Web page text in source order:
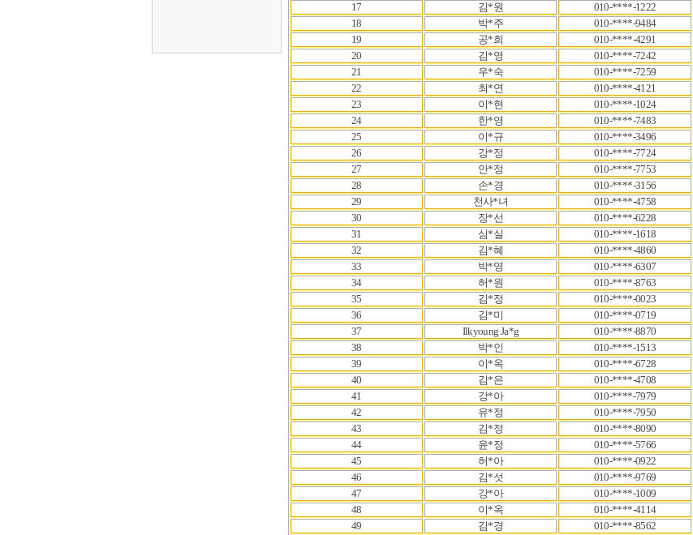
17
김*원
010-****-1222
18
박*주
010-****-9484
19
공*희
010-****-4291
20
김*영
010-****-7242
21
우*숙
010-****-7259
22
최*연
010-****-4121
23
이*현
010-****-1024
24
한*영
010-****-7483
25
이*규
010-****-3496
26
강*정
010-****-7724
27
안*정
010-****-7753
28
손*경
010-****-3156
29
천사*녀
010-****-4758
30
장*선
010-****-6228
31
심*실
010-****-1618
32
김*혜
010-****-4860
33
박*영
010-****-6307
34
허*원
010-****-8763
35
김*정
010-****-0023
36
김*미
010-****-0719
37
Ilkyoung Ja*g
010-****-8870
38
박*인
010-****-1513
39
이*옥
010-****-6728
40
김*은
010-****-4708
41
강*아
010-****-7979
42
유*정
010-****-7950
43
김*정
010-****-8090
44
윤*정
010-****-5766
45
허*아
010-****-0922
46
김*섯
010-****-9769
47
강*아
010-****-1009
48
이*옥
010-****-4114
49
김*경
010-****-8562